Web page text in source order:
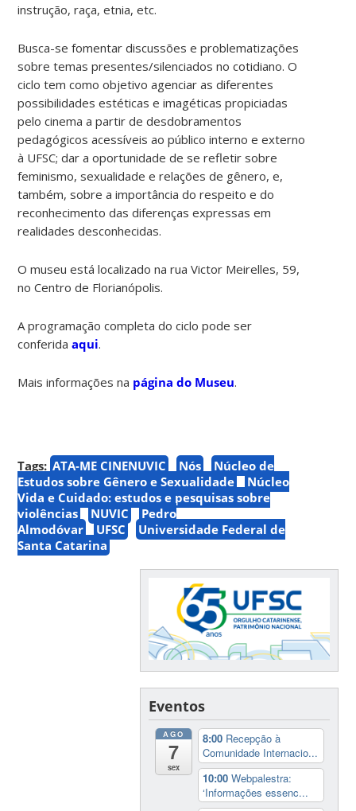
instrução, raça, etnia, etc.
Busca-se fomentar discussões e problematizações
sobre temas presentes/silenciados no cotidiano. O
ciclo tem como objetivo agenciar as diferentes
possibilidades estéticas e imagéticas propiciadas
pelo cinema a partir de desdobramentos
pedagógicos acessíveis ao público interno e externo
à UFSC; dar a oportunidade de se refletir sobre
feminismo, sexualidade e relações de gênero, e,
também, sobre a importância do respeito e do
reconhecimento das diferenças expressas em
realidades desconhecidas.
O museu está localizado na rua Victor Meirelles, 59,
no Centro de Florianópolis.
A programação completa do ciclo pode ser
conferidaaqui.
Mais informações na página do Museu.
Tags: ATA-ME CINENUVIC Nós
Núcleo de
Estudos sobre Gênero e Sexualidade
Núcleo
Vida e Cuidado: estudos e pesquisas sobre
violências
NUVIC
Pedro
Almodóvar
UFSC
Universidade Federal de
Santa Catarina
Eventos
AGO
7
sex
8:00 Recepção à
Comunidade Internacio...
10:00Webpalestra:
‘Informações essenc...